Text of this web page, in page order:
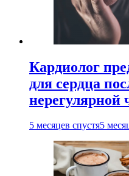
Кардиолог
для сердца
нерегулярной
5 месяцев спустя5